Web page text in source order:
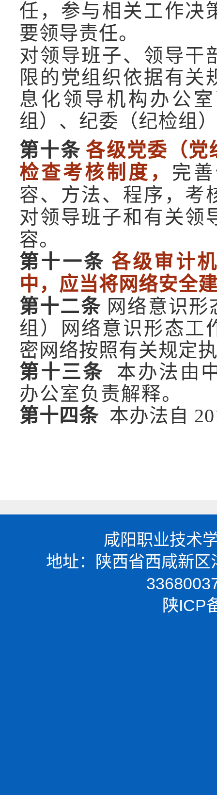
任，参与相关工作决
要领导责任。
对领导班子、领导干
限的党组织依据有关
息化领导机构办公
组）、纪委（纪检组
第十条 各级党委（党
检查考核制度， 完
容、方法、程序，考
对领导班子和有关领
容。
第十一条 各级审计
中，应当将网络安全
第十二条 网络意识
组）网络意识形态工
密网络按照有关规定
第十三条 本办法由
办公室负责解释。
第十四条 本办法自
咸阳职业技术
地址：陕西省西咸新
陕ICP